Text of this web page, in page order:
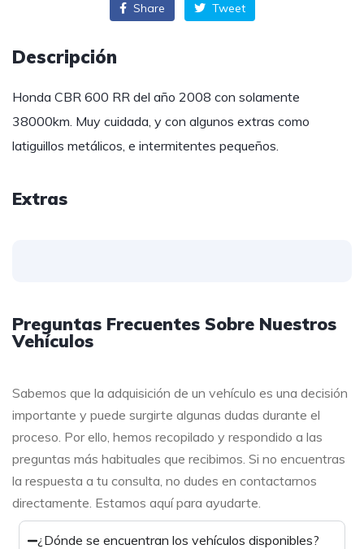
Share Tweet
Descripción
Honda CBR 600 RR del año 2008 con solamente
38000km. Muy cuidada, y con algunos extras como
latiguillos metálicos, e intermitentes pequeños.
Extras
Preguntas Frecuentes Sobre Nuestros
Vehículos
Sabemos que la adquisición de un vehículo es una decisión
importante y puede surgirte algunas dudas durante el
proceso. Por ello, hemos recopilado y respondido a las
preguntas más habituales que recibimos. Si no encuentras
la respuesta a tu consulta, no dudes en contactarnos
directamente. Estamos aquí para ayudarte.
¿Dónde se encuentran los vehículos disponibles?